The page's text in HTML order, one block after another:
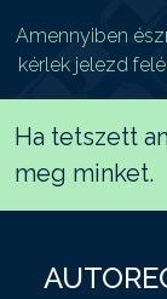
Amennyiben
kérlek jelezd
Ha tetszett
meg minket.